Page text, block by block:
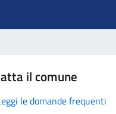
il comune
le domande frequenti